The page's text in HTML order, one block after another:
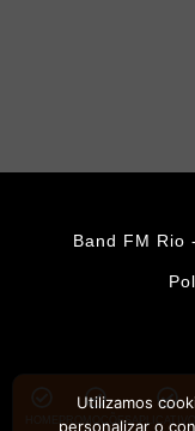
Band FM Rio
PROMOÇÕES
Utilizamos
personalizar o